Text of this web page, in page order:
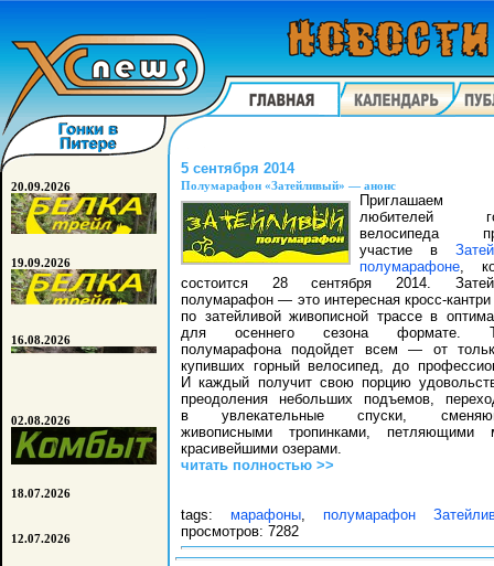
5 сентября 2014
Полумарафон «Затейливый» — анонс
Приглашаем
любителей
велосипеда
участие в
полумарафоне ,
состоится 28 сентября 2014.
полумарафон — это интересная кросс-кантри
по затейливой живописной трассе в
для осеннего сезона формате.
полумарафона подойдет всем — от
купивших горный велосипед, до
И каждый получит свою порцию
преодоления небольших подъемов,
в увлекательные спуски,
живописными тропинками, петляющими
красивейшими озерами.
читать полностью >>
tags: марафоны, полумарафон
просмотров: 7282
20.09.2026
19.09.2026
16.08.2026
02.08.2026
18.07.2026
12.07.2026